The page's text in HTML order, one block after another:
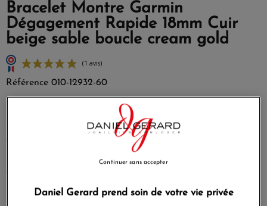
Bracelet Montre Garmin
Dégagement Rapide 18mm Cuir
beige sable boucle cream gold
Référence 010-12932-60
Ne sacrifiez pas votre style au sport avec ces bracelets
réglables à dégagement rapide conçus pour votre montre
Garmin compatible. Pour ôter le bracelet, faites simplement
glisser la barrette et installez un autre bracelet pour
59,00 €
Daniel Gerard prend soin de votre vie privée
Continuer sans accepter